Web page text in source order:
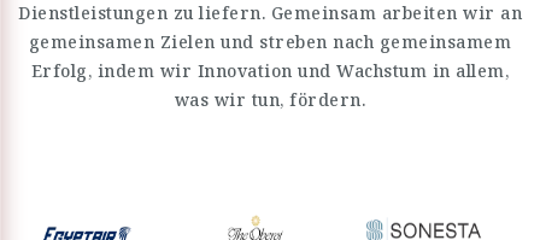
Dienstleistungen zu liefern. Gemeinsam arbeiten wir an
gemeinsamen Zielen und streben nach gemeinsamem
Erfolg, indem wir Innovation und Wachstum in allem,
was wir tun, fördern.